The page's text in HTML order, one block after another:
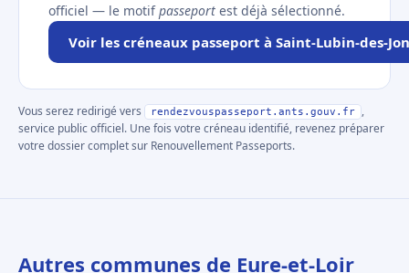
officiel — le motifpasseport est déjà sélectionné.
Voir les créneaux passeport à Saint-Lubin-des-
Vous serez redirigé vers rendezvouspasseport.ants.gouv.fr
,
service public officiel. Une fois votre créneau identifié, revenez préparer
votre dossier complet sur Renouvellement Passeports.
Autres communes de Eure-et-Loir